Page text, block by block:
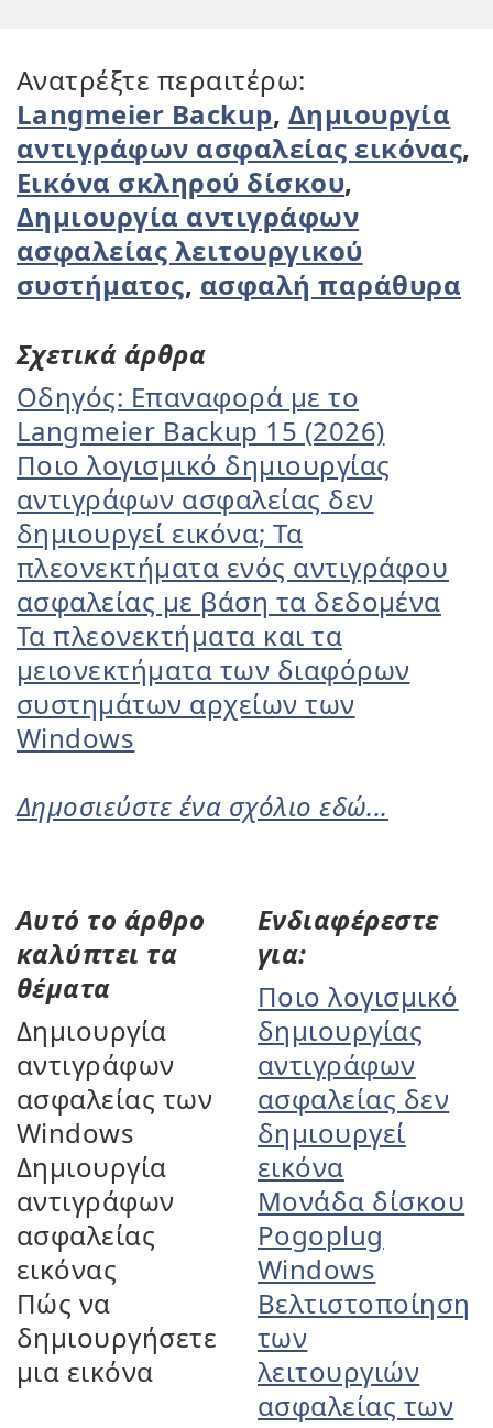
Ανατρέξτε περαιτέρω:
Langmeier Backup, Δημιουργία
αντιγράφων ασφαλείας εικόνας,
Εικόνα σκληρού δίσκου,
Δημιουργία αντιγράφων
ασφαλείας λειτουργικού
συστήματος, ασφαλή παράθυρα
Σχετικά άρθρα
Οδηγός: Επαναφορά με το
Langmeier Backup 15 (2026)
Ποιο λογισμικό δημιουργίας
αντιγράφων ασφαλείας δεν
δημιουργεί εικόνα; Τα
πλεονεκτήματα ενός αντιγράφου
ασφαλείας με βάση τα δεδομένα
Τα πλεονεκτήματα και τα
μειονεκτήματα των διαφόρων
συστημάτων αρχείων των
Windows
Δημοσιεύστε ένα σχόλιο εδώ...
Αυτό το άρθρο
καλύπτει τα
θέματα
Δημιουργία
αντιγράφων
ασφαλείας των
Windows
Δημιουργία
αντιγράφων
ασφαλείας
εικόνας
Πώς να
δημιουργήσετε
μια εικόνα
Ενδιαφέρεστε
για:
Ποιο λογισμικό
δημιουργίας
αντιγράφων
ασφαλείας δεν
δημιουργεί
εικόνα
Μονάδα δίσκου
Pogoplug
Windows
Βελτιστοποίηση
των
λειτουργιών
ασφαλείας των